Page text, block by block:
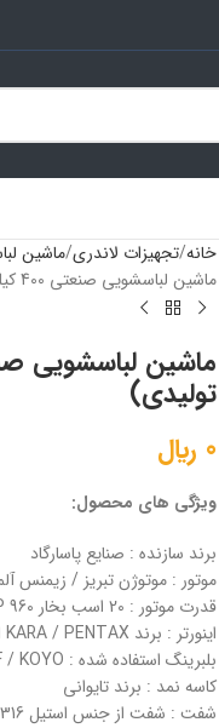
خانه تجهیزات لاندری ماشین
ماشین لباسشویی صنعتی 400 کیلویی (مناسب سنگشورها و تولیدی)
تولیدی)
0 ﷼
ویژگی های محصول:
برند سازنده : صنایع پاسارگاد
موتور : موتوژن تبریز / زیمنس
قدرت موتور : 20 اسب بخار HP 960 دور در دقیقه در مدل هرزگر با دور آبگیر 40 درصد البسه
اینورتر : برند KARA / PENTAX ایران با 18 ماه گارانتی
بلبرینگ استفاده شده : NACHI / SKF / KOYO
کاسه نمد : برند تایوانی
شفت : شفت از جنس استیل 316 L در قسمت کاسه نمد و ما بقی شفت از جنس CK45 اصلی